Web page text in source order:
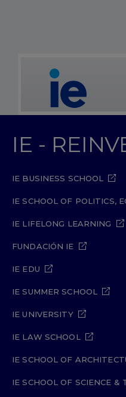
IE -
IE BUSINESS SCHOOL
IE SCHOOL OF POLITICS,
IE LIFELONG LEARNING
FUNDACIÓN IE
IE EDU
IE SUMMER SCHOOL
IE UNIVERSITY
IE LAW SCHOOL
IE SCHOOL OF
IE SCHOOL OF SCIENCE &